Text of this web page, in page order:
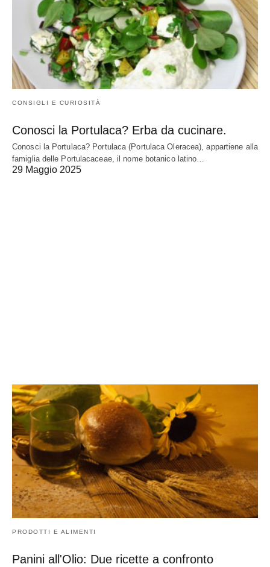
CONSIGLI E CURIOSITÀ
Conosci la Portulaca? Erba da cucinare.
Conosci la Portulaca? Portulaca (Portulaca Oleracea), appartiene alla
famiglia delle Portulacaceae, il nome botanico latino…
29 Maggio 2025
PRODOTTI E ALIMENTI
Panini all'Olio: Due ricette a confronto